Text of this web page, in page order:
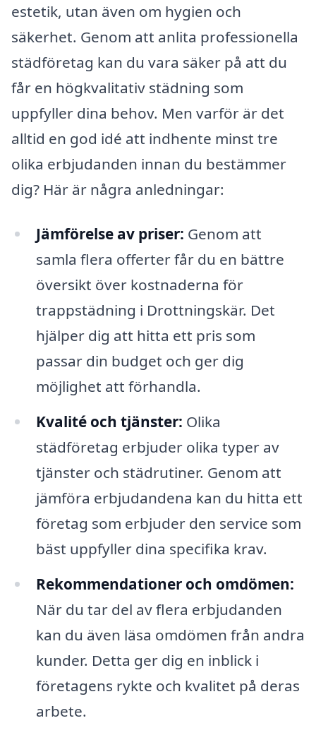
estetik, utan även om hygien och
säkerhet. Genom att anlita professionella
städföretag kan du vara säker på att du
får en högkvalitativ städning som
uppfyller dina behov. Men varför är det
alltid en god idé att indhente minst tre
olika erbjudanden innan du bestämmer
dig? Här är några anledningar:
Jämförelse av priser: Genom att
samla flera offerter får du en bättre
översikt över kostnaderna för
trappstädning i Drottningskär. Det
hjälper dig att hitta ett pris som
passar din budget och ger dig
möjlighet att förhandla.
Kvalité och tjänster: Olika
städföretag erbjuder olika typer av
tjänster och städrutiner. Genom att
jämföra erbjudandena kan du hitta ett
företag som erbjuder den service som
bäst uppfyller dina specifika krav.
Rekommendationer och omdömen:
När du tar del av flera erbjudanden
kan du även läsa omdömen från andra
kunder. Detta ger dig en inblick i
företagens rykte och kvalitet på deras
arbete.